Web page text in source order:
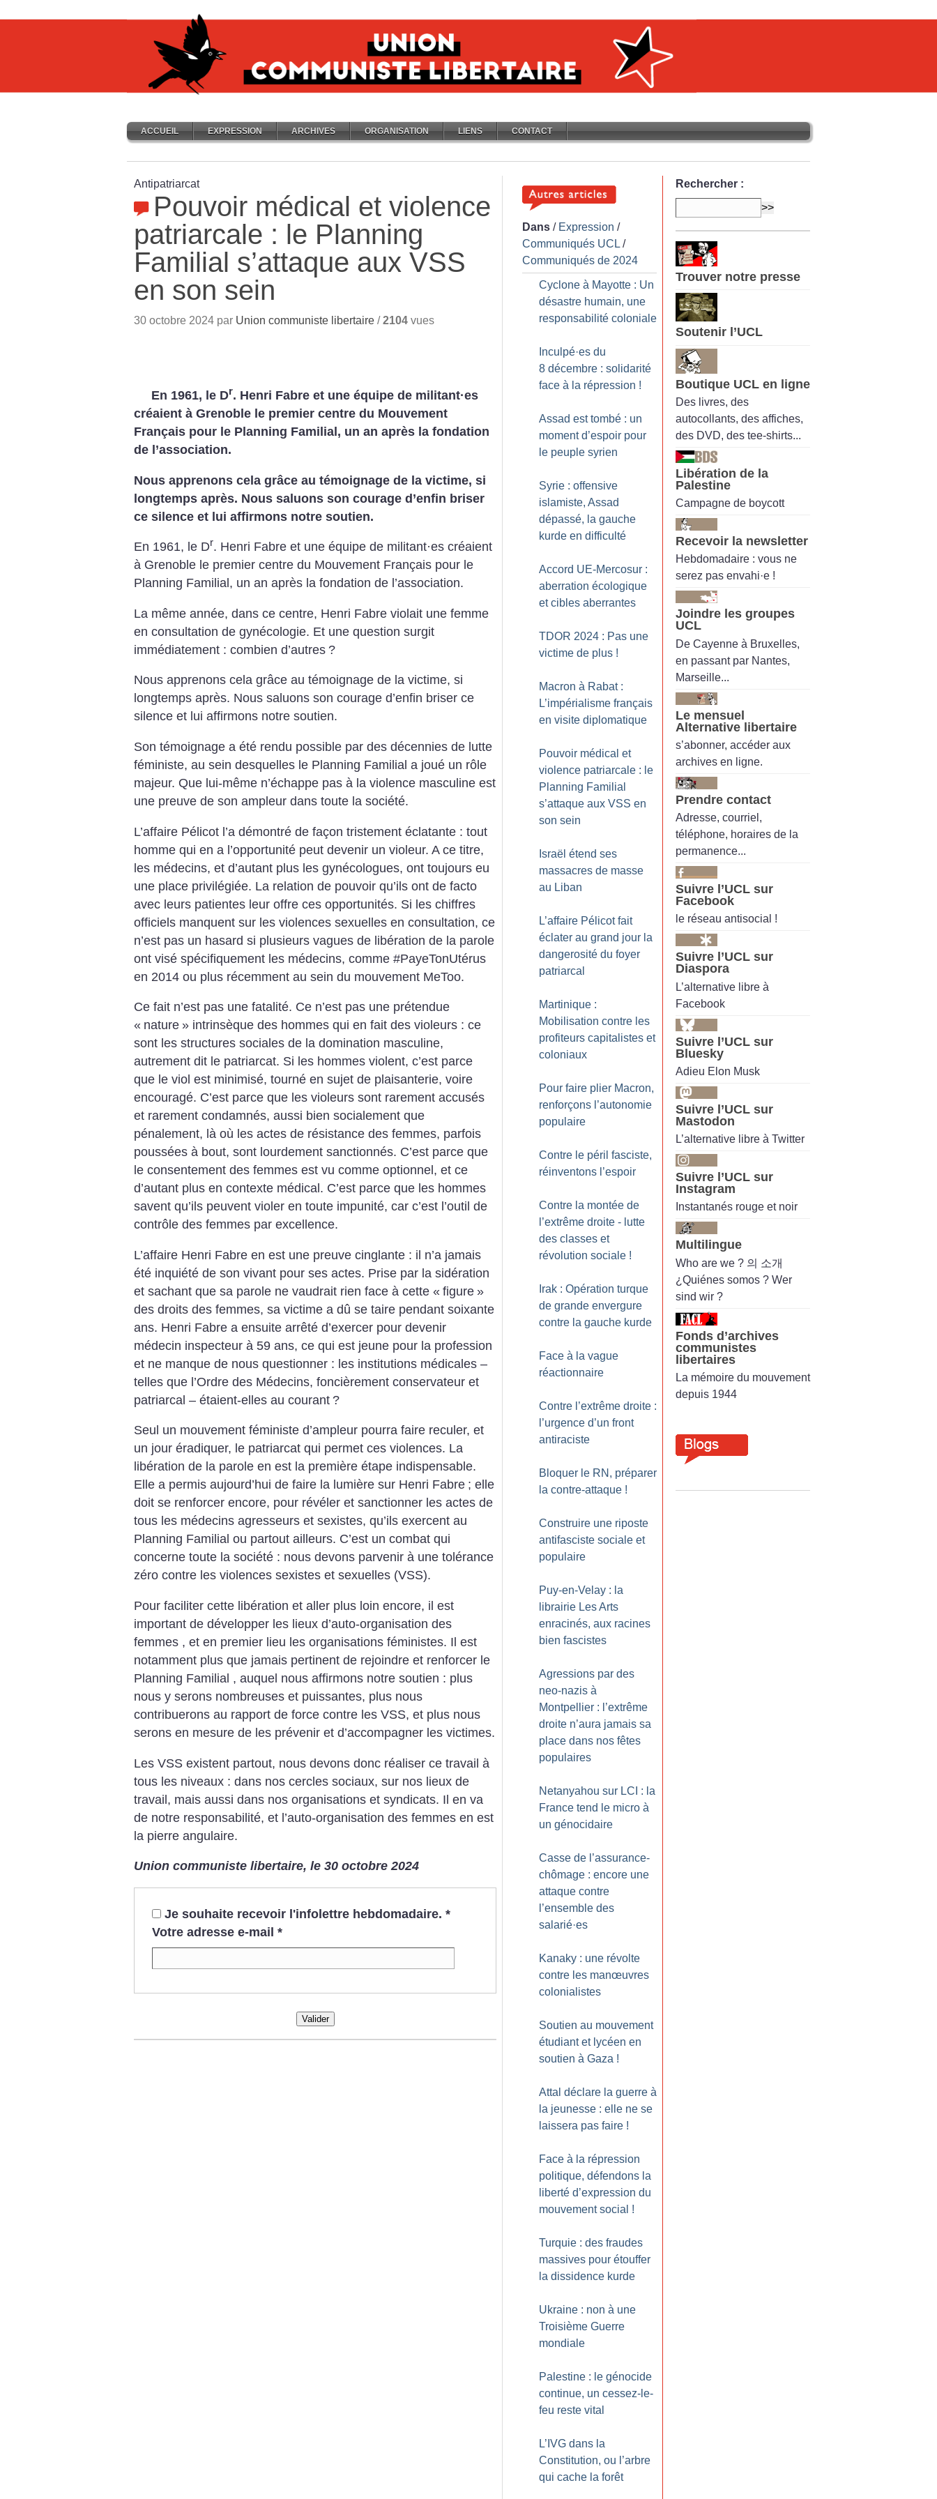
ACCUEIL EXPRESSION ARCHIVES ORGANISATION LIENS CONTACT
Antipatriarcat
Pouvoir médical et violence
patriarcale : le Planning
Familial s’attaque aux VSS
en son sein
30 octobre 2024 par Union communiste libertaire /2104 vues
En 1961, le Dr. Henri Fabre et une équipe de militant·es
créaient à Grenoble le premier centre du Mouvement
Français pour le Planning Familial, un an après la fondation
de l’association.
Nous apprenons cela grâce au témoignage de la victime, si
longtemps après. Nous saluons son courage d’enfin briser
ce silence et lui affirmons notre soutien.
En 1961, le Dr. Henri Fabre et une équipe de militant·es créaient
à Grenoble le premier centre du Mouvement Français pour le
Planning Familial, un an après la fondation de l’association.
La même année, dans ce centre, Henri Fabre violait une femme
en consultation de gynécologie. Et une question surgit
immédiatement : combien d’autres ?
Nous apprenons cela grâce au témoignage de la victime, si
longtemps après. Nous saluons son courage d’enfin briser ce
silence et lui affirmons notre soutien.
Son témoignage a été rendu possible par des décennies de lutte
féministe, au sein desquelles le Planning Familial a joué un rôle
majeur. Que lui-même n’échappe pas à la violence masculine est
une preuve de son ampleur dans toute la société.
L’affaire Pélicot l’a démontré de façon tristement éclatante : tout
homme qui en a l’opportunité peut devenir un violeur. A ce titre,
les médecins, et d’autant plus les gynécologues, ont toujours eu
une place privilégiée. La relation de pouvoir qu’ils ont de facto
avec leurs patientes leur offre ces opportunités. Si les chiffres
officiels manquent sur les violences sexuelles en consultation, ce
n’est pas un hasard si plusieurs vagues de libération de la parole
ont visé spécifiquement les médecins, comme #PayeTonUtérus
en 2014 ou plus récemment au sein du mouvement MeToo.
Ce fait n’est pas une fatalité. Ce n’est pas une prétendue
« nature » intrinsèque des hommes qui en fait des violeurs : ce
sont les structures sociales de la domination masculine,
autrement dit le patriarcat. Si les hommes violent, c’est parce
que le viol est minimisé, tourné en sujet de plaisanterie, voire
encouragé. C’est parce que les violeurs sont rarement accusés
et rarement condamnés, aussi bien socialement que
pénalement, là où les actes de résistance des femmes, parfois
poussées à bout, sont lourdement sanctionnés. C’est parce que
le consentement des femmes est vu comme optionnel, et ce
d’autant plus en contexte médical. C’est parce que les hommes
savent qu’ils peuvent violer en toute impunité, car c’est l’outil de
contrôle des femmes par excellence.
L’affaire Henri Fabre en est une preuve cinglante : il n’a jamais
été inquiété de son vivant pour ses actes. Prise par la sidération
et sachant que sa parole ne vaudrait rien face à cette « figure »
des droits des femmes, sa victime a dû se taire pendant soixante
ans. Henri Fabre a ensuite arrêté d’exercer pour devenir
médecin inspecteur à 59 ans, ce qui est jeune pour la profession
et ne manque de nous questionner : les institutions médicales –
telles que l’Ordre des Médecins, foncièrement conservateur et
patriarcal – étaient-elles au courant ?
Seul un mouvement féministe d’ampleur pourra faire reculer, et
un jour éradiquer, le patriarcat qui permet ces violences. La
libération de la parole en est la première étape indispensable.
Elle a permis aujourd’hui de faire la lumière sur Henri Fabre ; elle
doit se renforcer encore, pour révéler et sanctionner les actes de
tous les médecins agresseurs et sexistes, qu’ils exercent au
Planning Familial ou partout ailleurs. C’est un combat qui
concerne toute la société : nous devons parvenir à une tolérance
zéro contre les violences sexistes et sexuelles (VSS).
Pour faciliter cette libération et aller plus loin encore, il est
important de développer les lieux d’auto-organisation des
femmes , et en premier lieu les organisations féministes. Il est
notamment plus que jamais pertinent de rejoindre et renforcer le
Planning Familial , auquel nous affirmons notre soutien : plus
nous y serons nombreuses et puissantes, plus nous
contribuerons au rapport de force contre les VSS, et plus nous
serons en mesure de les prévenir et d’accompagner les victimes.
Les VSS existent partout, nous devons donc réaliser ce travail à
tous les niveaux : dans nos cercles sociaux, sur nos lieux de
travail, mais aussi dans nos organisations et syndicats. Il en va
de notre responsabilité, et l’auto-organisation des femmes en est
la pierre angulaire.
Union communiste libertaire, le 30 octobre 2024
Je souhaite recevoir l'infolettre hebdomadaire. *
Votre adresse e-mail *
Valider
Dans / Expression /
Communiqués UCL /
Communiqués de 2024
Cyclone à Mayotte : Un
désastre humain, une
responsabilité coloniale
Inculpé·es du
8 décembre : solidarité
face à la répression !
Assad est tombé : un
moment d’espoir pour
le peuple syrien
Syrie : offensive
islamiste, Assad
dépassé, la gauche
kurde en difficulté
Accord UE-Mercosur :
aberration écologique
et cibles aberrantes
TDOR 2024 : Pas une
victime de plus !
Macron à Rabat :
L’impérialisme français
en visite diplomatique
Pouvoir médical et
violence patriarcale : le
Planning Familial
s’attaque aux VSS en
son sein
Israël étend ses
massacres de masse
au Liban
L’affaire Pélicot fait
éclater au grand jour la
dangerosité du foyer
patriarcal
Martinique :
Mobilisation contre les
profiteurs capitalistes et
coloniaux
Pour faire plier Macron,
renforçons l’autonomie
populaire
Contre le péril fasciste,
réinventons l’espoir
Contre la montée de
l’extrême droite - lutte
des classes et
révolution sociale !
Irak : Opération turque
de grande envergure
contre la gauche kurde
Face à la vague
réactionnaire
Contre l’extrême droite :
l’urgence d’un front
antiraciste
Bloquer le RN, préparer
la contre-attaque !
Construire une riposte
antifasciste sociale et
populaire
Puy-en-Velay : la
librairie Les Arts
enracinés, aux racines
bien fascistes
Agressions par des
neo-nazis à
Montpellier : l’extrême
droite n’aura jamais sa
place dans nos fêtes
populaires
Netanyahou sur LCI : la
France tend le micro à
un génocidaire
Casse de l’assurance-
chômage : encore une
attaque contre
l’ensemble des
salarié·es
Kanaky : une révolte
contre les manœuvres
colonialistes
Soutien au mouvement
étudiant et lycéen en
soutien à Gaza !
Attal déclare la guerre à
la jeunesse : elle ne se
laissera pas faire !
Face à la répression
politique, défendons la
liberté d’expression du
mouvement social !
Turquie : des fraudes
massives pour étouffer
la dissidence kurde
Ukraine : non à une
Troisième Guerre
mondiale
Palestine : le génocide
continue, un cessez-le-
feu reste vital
L’IVG dans la
Constitution, ou l’arbre
qui cache la forêt
Rechercher :
Trouver notre presse
Soutenir l’UCL
Boutique UCL en ligne
Des livres, des
autocollants, des affiches,
des DVD, des tee-shirts...
Libération de la
Palestine
Campagne de boycott
Recevoir la newsletter
Hebdomadaire : vous ne
serez pas envahi·e !
Joindre les groupes
UCL
De Cayenne à Bruxelles,
en passant par Nantes,
Marseille...
Le mensuel
Alternative libertaire
s’abonner, accéder aux
archives en ligne.
Prendre contact
Adresse, courriel,
téléphone, horaires de la
permanence...
Suivre l’UCL sur
Facebook
le réseau antisocial !
Suivre l’UCL sur
Diaspora
L’alternative libre à
Facebook
Suivre l’UCL sur
Bluesky
Adieu Elon Musk
Suivre l’UCL sur
Mastodon
L’alternative libre à Twitter
Suivre l’UCL sur
Instagram
Instantanés rouge et noir
Multilingue
Who are we ? 의 소개
¿Quiénes somos ? Wer
sind wir ?
Fonds d’archives
communistes
libertaires
La mémoire du mouvement
depuis 1944